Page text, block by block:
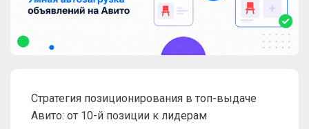
Стратегия позиционирования в топ-выдаче
Авито: от 10-й позиции к лидерам